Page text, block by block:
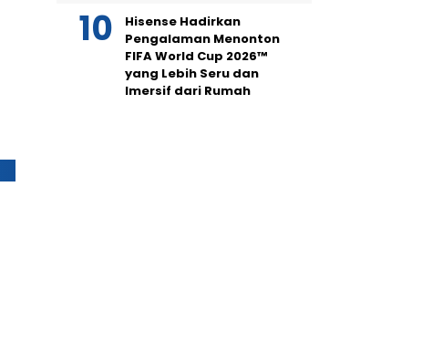
Hisense Hadirkan
Pengalaman Menonton
FIFA World Cup 2026™
yang Lebih Seru dan
Imersif dari Rumah